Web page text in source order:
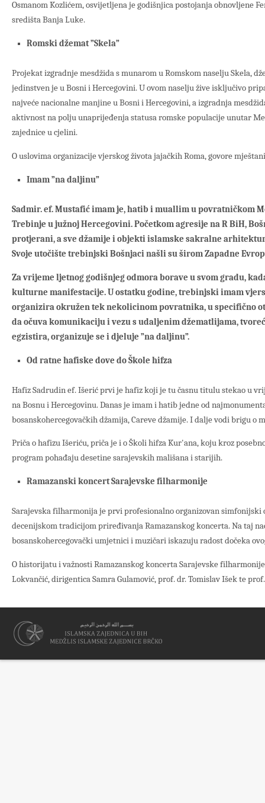
Osmanom Kozlićem, osvijetljena je godišnjica postojanja obnovljene
središta Banja Luke.
Romski džemat ”Skela”
Projekat izgradnje mesdžida s munarom u Romskom naselju Skela,
jedinstven je u Bosni i Hercegovini. U ovom naselju žive isključivo
najveće nacionalne manjine u Bosni i Hercegovini, a izgradnja
aktivnost na polju unaprijeđenja statusa romske populacije unutar
zajednice u cjelini.
O uslovima organizacije vjerskog života jajačkih Roma, govore
Imam ”na daljinu”
Sadmir. ef. Mustafić imam je, hatib i muallim u povratničkom
Trebinje u južnoj Hercegovini. Početkom agresije na R BiH,
protjerani, a sve džamije i objekti islamske sakralne
Svoje utočište trebinjski Bošnjaci našli su širom Zapadne
Za vrijeme ljetnog godišnjeg odmora borave u svom gradu,
kulturne manifestacije. U ostatku godine, trebinjski imam
organizira okružen tek nekolicinom povratnika, u specifično
da očuva komunikaciju i vezu s udaljenim džematlijama,
egzistira, organizuje se i djeluje ”na daljinu”.
Od ratne hafiske dove do Škole hifza
Hafiz Sadrudin ef. Išerić prvi je hafiz koji je tu časnu titulu stekao u
na Bosnu i Hercegovinu. Danas je imam i hatib jedne od
bosanskohercegovačkih džamija, Careve džamije. I dalje vodi brigu o
Priča o hafizu Išeriću, priča je i o Školi hifza Kur'ana, koju kroz
program pohađaju desetine sarajevskih mališana i starijih.
Ramazanski koncert Sarajevske filharmonije
Sarajevska filharmonija je prvi profesionalno organizovan simfonijski
decenijskom tradicijom priređivanja Ramazanskog koncerta. Na taj
bosanskohercegovački umjetnici i muzičari iskazuju radost dočeka
O historijatu i važnosti Ramazanskog koncerta Sarajevske
Lokvančić, dirigentica Samra Gulamović, prof. dr. Tomislav Išek te prof.